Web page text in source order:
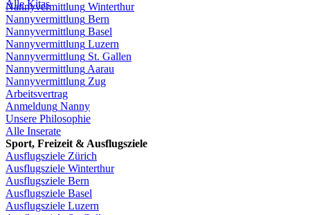
Alle Kitas
Nannyvermittlung Winterthur
Nannyvermittlung Bern
Nannyvermittlung Basel
Nannyvermittlung Luzern
Nannyvermittlung St. Gallen
Nannyvermittlung Aarau
Nannyvermittlung Zug
Arbeitsvertrag
Anmeldung Nanny
Unsere Philosophie
Alle Inserate
Sport, Freizeit & Ausflugsziele
Ausflugsziele Zürich
Ausflugsziele Winterthur
Ausflugsziele Bern
Ausflugsziele Basel
Ausflugsziele Luzern